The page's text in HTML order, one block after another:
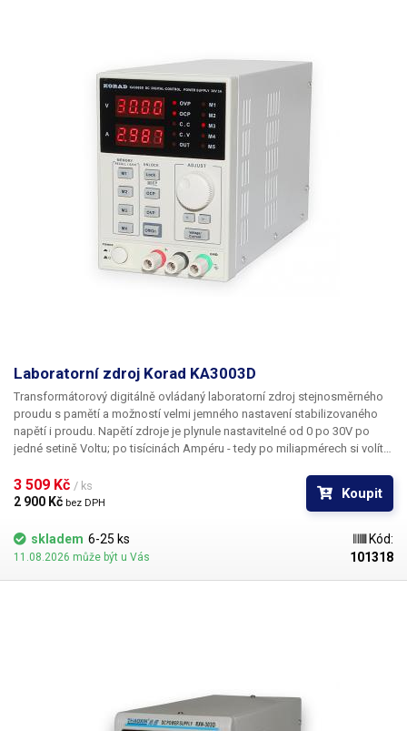
Laboratorní zdroj Korad KA3003D
Transformátorový digitálně ovládaný laboratorní zdroj stejnosměrného
proudu s pamětí a možností velmi jemného nastavení stabilizovaného
napětí i proudu. Napětí zdroje je plynule nastavitelné od 0 po 30V po
jedné setině Voltu; po tisícinách Ampéru - tedy po miliapmérech si volíte
řízení zdroje plně digitální, je nabízena i funkce uložení zvolených veličin
do paměti. K dispozici jsou 4+1 paměťové pozice.
3 509 Kč / ks
2 900 Kč bez DPH
Koupit
skladem 6-25 ks
11.08.2026 může být u Vás
Kód:
101318